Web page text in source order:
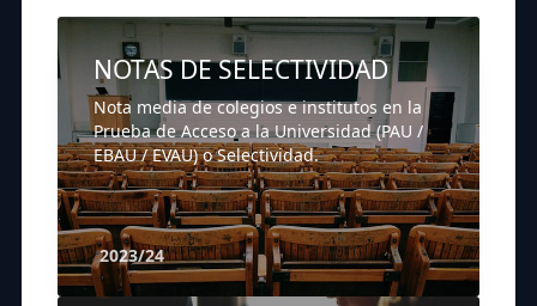
NOTAS DE SELECTIVIDAD
Nota media de colegios e institutos en la
Prueba de Acceso a la Universidad (PAU /
EBAU / EVAU) o Selectividad.
2023/24